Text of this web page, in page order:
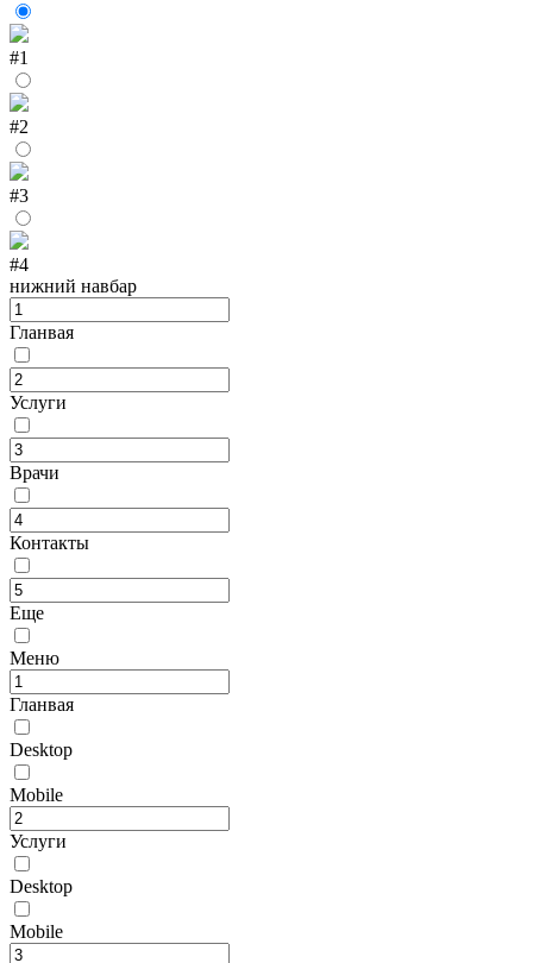
#1
#2
#3
#4
нижний навбар
Гланвая
Услуги
Врачи
Контакты
Еще
Меню
Гланвая
Desktop
Mobile
Услуги
Desktop
Mobile